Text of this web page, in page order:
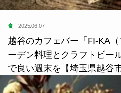
食 2025.06.07
越谷のカフェバー「FI-KA
ーデン料理とクラフトビー
で良い週末を【埼玉県越谷市